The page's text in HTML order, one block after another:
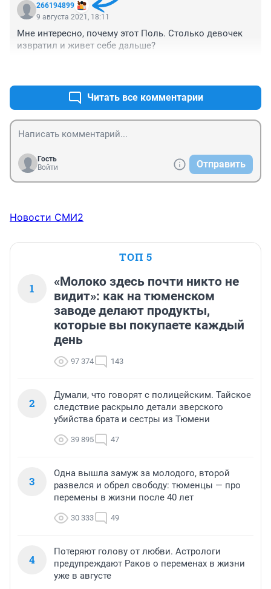
266194899
9 августа 2021, 18:11
Мне интересно, почему этот Поль. Столько девочек
извратил и живет себе дальше?
Читать все комментарии
Гость
Войти
Отправить
Новости СМИ2
ТОП 5
1
«Молоко здесь почти никто не
видит»: как на тюменском
заводе делают продукты,
которые вы покупаете каждый
день
97 374 143
2
Думали, что говорят с полицейским. Тайское
следствие раскрыло детали зверского
убийства брата и сестры из Тюмени
39 895 47
3
Одна вышла замуж за молодого, второй
развелся и обрел свободу: тюменцы — про
перемены в жизни после 40 лет
30 333 49
4
Потеряют голову от любви. Астрологи
предупреждают Раков о переменах в жизни
уже в августе